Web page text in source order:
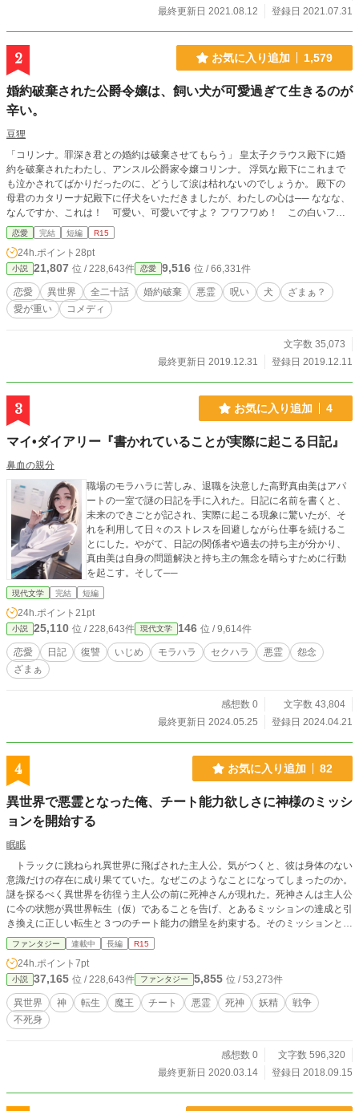
最終更新日 2021.08.12
登録日 2021.07.31
2 お気に入り追加 1,579
婚約破棄された公爵令嬢は、飼い犬が可愛過ぎて生きるのが
辛い。
豆狸
「コリンナ。罪深き君との婚約は破棄させてもらう」 皇太子クラウス殿下に婚
約を破棄されたわたし、アンスル公爵家令嬢コリンナ。 浮気な殿下にこれまで
も泣かされてばかりだったのに、どうして涙は枯れないのでしょうか。 殿下の
母君のカタリーナ妃殿下に仔犬をいただきましたが、わたしの心は── ななな、
なんですか、これは！ 可愛い、可愛いですよ？ フワフワめ！ この白いフワ
フワちゃんめ！ 白くて可愛いフワフワちゃんめー！ 辛い！ 愛犬が可愛過ぎ
て生きるのが辛いですわーっ！ なろう様でも公開しています。 アルファポリス
様となろう様では最終話の内容が違います。
恋愛 完結 短編 R15
24h.ポイント 28pt
小説 21,807 位 / 228,643件 恋愛 9,516 位 / 66,331件
恋愛 異世界 全二十話 婚約破棄 悪霊 呪い 犬
ざまぁ？
愛が重い
コメディ
文字数 35,073
最終更新日 2019.12.31
登録日 2019.12.11
3 お気に入り追加 4
マイ•ダイアリー『書かれていることが実際に起こる日記』
鼻血の親分
職場のモラハラに苦しみ、退職を決意した高野真由美はアパ
ートの一室で謎の日記を手に入れた。日記に名前を書くと、
未来のできごとが記され、実際に起こる現象に驚いたが、そ
れを利用して日々のストレスを回避しながら仕事を続けるこ
とにした。やがて、日記の関係者や過去の持ち主が分かり、
真由美は自身の問題解決と持ち主の無念を晴らすために行動
を起こす。そして──
現代文学 完結 短編
24h.ポイント 21pt
小説 25,110 位 / 228,643件 現代文学 146 位 / 9,614件
恋愛 日記 復讐 いじめ モラハラ セクハラ 悪霊
怨念
ざまぁ
感想数 0
文字数 43,804
最終更新日 2024.05.25
登録日 2024.04.21
4 お気に入り追加 82
異世界で悪霊となった俺、チート能力欲しさに神様のミッシ
ョンを開始する
眠眠
トラックに跳ねられ異世界に飛ばされた主人公。気がつくと、彼は身体のない
意識だけの存在に成り果てていた。なぜこのようなことになってしまったのか。
謎を探るべく異世界を彷徨う主人公の前に死神さんが現れた。死神さんは主人公
に今の状態が異世界転生（仮）であることを告げ、とあるミッションの達成と引
き換えに正しい転生と３つのチート能力の贈呈を約束する。そのミッションとは
様々な異世界を巡るもので……。 身体を失った主人公が残った心すらボッキ
ボキに折られながらも頑張って転生を目指す物語です。 なお、その過程でど
んどん主人公の変態レベルが上がっていくようです。 第１章は「働かなくても
いい世界」。労働不要の世界で、不死の住人達と友達になります。 第２章は
「恋のキューピッド大作戦」。世界を救うため、とある二人の恋仲を成就させま
す。 ６〜８つの世界を巡る予定です。
ファンタジー 連載中 長編 R15
24h.ポイント 7pt
小説 37,165 位 / 228,643件 ファンタジー 5,855 位 / 53,273件
異世界 神 転生 魔王 チート 悪霊 死神 妖精
戦争
不死身
感想数 0
文字数 596,320
最終更新日 2020.03.14
登録日 2018.09.15